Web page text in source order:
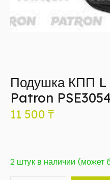
Подушка КПП L
Patron
11 500 ₸
2 штук в наличии (может